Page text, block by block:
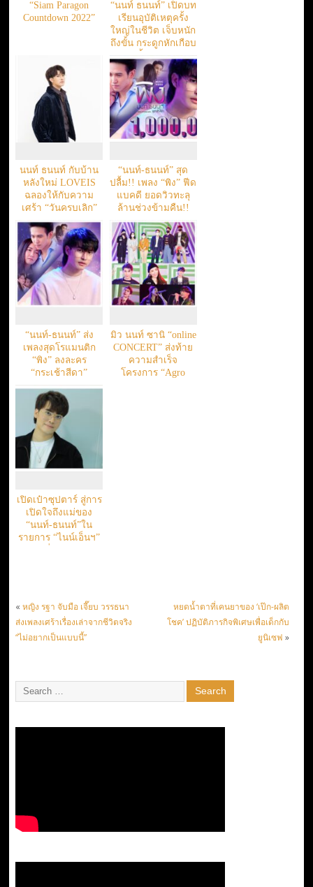
“Siam Paragon
Countdown 2022”
“นนท์ ธนนท์” เปิดบท
เรียนอุบัติเหตุครั้ง
ใหญ่ในชีวิต เจ็บหนัก
ถึงขั้น กระดูกหักเกือบ
ทั้งตัว!!!
นนท์ ธนนท์ กับบ้าน
หลังใหม่ LOVEIS
ฉลองให้กับความ
เศร้า “วันครบเลิก”
“นนท์-ธนนท์” สุด
ปลื้ม!! เพลง “พิง” ฟีด
แบคดี ยอดวิวทะลุ
ล้านช่วงข้ามคืน!!
“นนท์-ธนนท์” ส่ง
เพลงสุดโรแมนติก
“พิง” ลงละคร
“กระเช้าสีดา”
มิว นนท์ ซานิ “online
CONCERT” ส่งท้าย
ความสำเร็จ
โครงการ “Agro
เปิดเป๋าซุปตาร์ สู่การ
เปิดใจถึงแม่ของ
“นนท์-ธนนท์”ใน
รายการ “ไนน์เอ็นฯ”
« หญิง รฐา จับมือ เจี๊ยบ วรรธนา
ส่งเพลงเศร้าเรื่องเล่าจากชีวิตจริง
“ไม่อยากเป็นแบบนี้”
หยดน้ำตาที่เคนยาของ ‘เป๊ก-ผลิต
โชค’ ปฏิบัติภารกิจพิเศษเพื่อเด็กกับ
ยูนิเซฟ »